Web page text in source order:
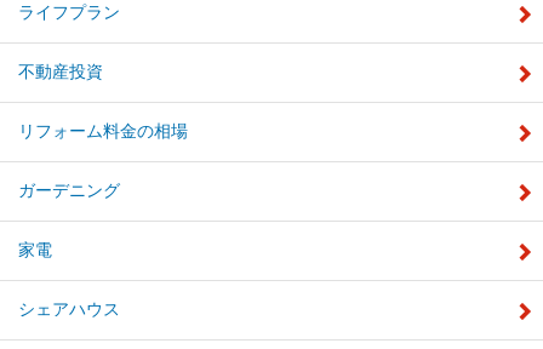
ライフプラン
不動産投資
リフォーム料金の相場
ガーデニング
家電
シェアハウス